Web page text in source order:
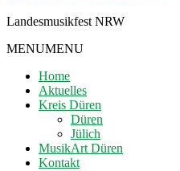
Landesmusikfest NRW
MENUMENU
Home
Aktuelles
Kreis Düren
Düren
Jülich
MusikArt Düren
Kontakt